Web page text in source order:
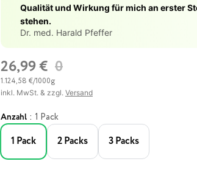
Qualität und Wirkung für mich an erster
stehen.
Dr. med. Harald Pfeffer
26,99 € 0
1.124,58 €/1000g
inkl. MwSt. & zzgl. Versand
Anzahl : 1 Pack
1 Pack 2 Packs 3 Packs